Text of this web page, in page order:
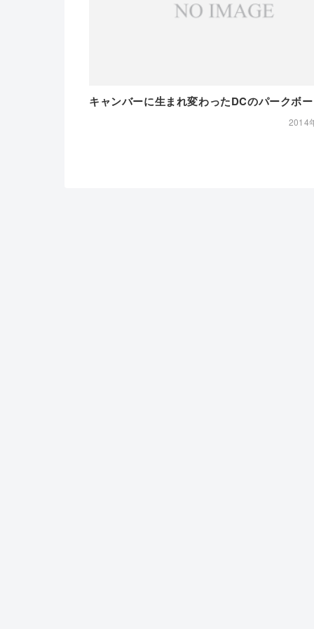
キャンバーに生まれ変わったDCのパークボ
2014